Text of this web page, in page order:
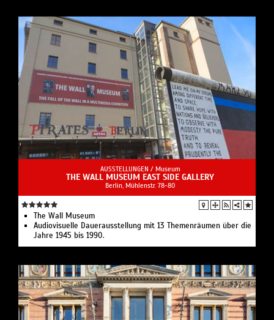
AUSSTELLUNGEN / Museum
THE WALL MUSEUM EAST SIDE GALLERY
Berlin, Mühlenstr. 78-80
The Wall Museum
Audiovisuelle Dauerausstellung mit 13 Themenräumen über die
Jahre 1945 bis 1990.